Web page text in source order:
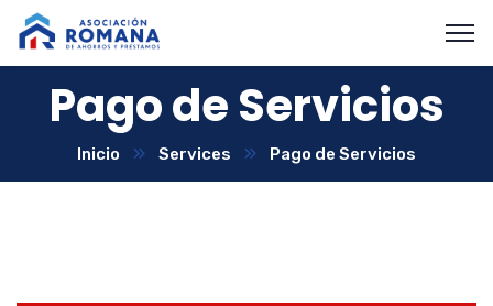
Pago de Servicios
Inicio Services Pago de Servicios